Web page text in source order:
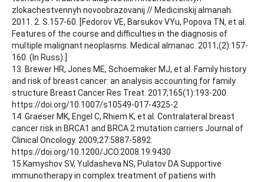
zlokachestvennyh novoobrazovanij // Medicinskij almanah.
2011. 2. S.157-60. [Fedorov VE, Barsukov VYu, Popova TN, et al.
Features of the course and difficulties in the diagnosis of
multiple malignant neoplasms. Medical almanac. 2011;(2):157-
160. (In Russ).]
13. Brewer HR, Jones ME, Schoemaker MJ, et al. Family history
and risk of breast cancer: an analysis accounting for family
structure Breast Cancer Res Treat. 2017;165(1):193-200.
https://doi.org/10.1007/s10549-017-4325-2
14. Graeser MK, Engel C, Rhiem K, et al. Contralateral breast
cancer risk in BRCA1 and BRCA 2 mutation carriers Journal of
Clinical Oncology. 2009;27:5887-5892.
https://doi.org/10.1200/JCO.2008.19.9430
15.Kamyshov SV, Yuldasheva NS, Pulatov DA Supportive
immunotherapy in complex treatment of patiens with